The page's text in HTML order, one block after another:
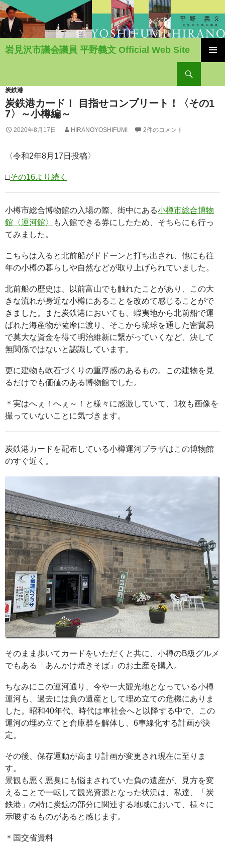
岩見沢市議会議員 平野義文 Official Web Site
ン
ツ
へ
動
炭鉄港
炭鉄港カード！ 目指せコンプリート！〈その1
7〉～小樽編～
2020年8月17日 HIRANOYOSHIFUMI 2件のコメント
〈令和2年8月17日投稿〉
□その16より続く
小樽市総合博物館の入場の際、街中にある小樽市総合博物
館〈運河館〉
も入館できる券にしたため、そちらにも行っ
てみました。
こちらは入ると北前船がドドーンと打ち出され、他にも往
年の小樽の暮らしや自然などが取り上げられていました。
北前船の歴史は、以前富山でも触れたことがあり、この大
きな流れが身近な小樽にあることを改めて感じることがで
きました。また炭鉄港においても、蝦夷地から北前船で運
ばれた海産物が薩摩に渡り、そこから琉球を通した密貿易
で莫大な資金を得て明治維新に繋がっていくなど、決して
無関係ではないと認識しています。
更に建物も軟石づくりの重厚感のあるもの。この建物を見
るだけでも価値のある博物館でした。
＊実はへぇ！へぇ～！と様々に感激していて、1枚も画像を
撮っていないことに気づきます。
炭鉄港カードを配布している小樽運河プラザはこの博物館
のすぐ近く。
そのまま歩いてカードをいただくと共に、小樽のB級グルメ
でもある「あんかけ焼きそば」のお土産を購入。
ちなみにこの運河通り、今や一大観光地となっている小樽
運河も、過去には負の遺産として埋め立ての危機にありま
した。昭和40年代、時代は車社会へと以降する中で、この
運河の埋め立てと倉庫群を解体し、6車線化する計画が決
定。
その後、保存運動が高まり計画が変更され現在に至りま
す。
景観も悪く悪臭にも悩まされていた負の遺産が、見方を変
えることで一転して観光資源となった状況は、私達、「炭
鉄港」の特に炭鉱の部分に関連する地域において、様々に
示唆するものがあると感じます。
＊国交省資料